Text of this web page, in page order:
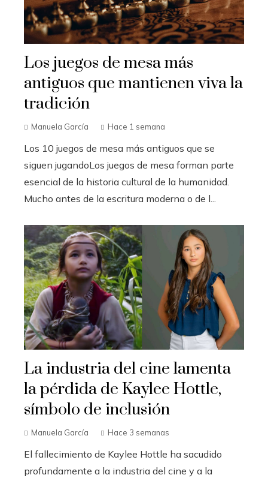
Los juegos de mesa más
antiguos que mantienen viva la
tradición
Manuela García Hace 1 semana
Los 10 juegos de mesa más antiguos que se
siguen jugandoLos juegos de mesa forman parte
esencial de la historia cultural de la humanidad.
Mucho antes de la escritura moderna o de l...
La industria del cine lamenta
la pérdida de Kaylee Hottle,
símbolo de inclusión
Manuela García Hace 3 semanas
El fallecimiento de Kaylee Hottle ha sacudido
profundamente a la industria del cine y a la